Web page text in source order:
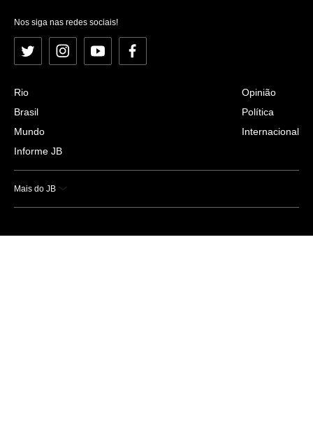
Nos siga nas redes sociais!
Twitter InstagramYouTubeFacebook
Rio
Brasil
Mundo
Informe JB
Opinião
Política
Internacional
Mais do JB
Esportes